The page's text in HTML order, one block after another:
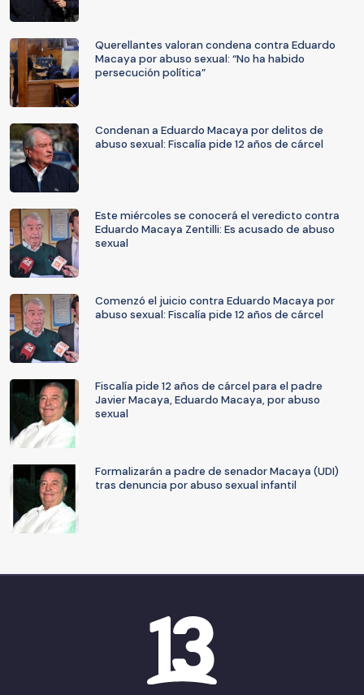
Querellantes valoran condena contra Eduardo
Macaya por abuso sexual: “No ha habido
persecución política”
Condenan a Eduardo Macaya por delitos de
abuso sexual: Fiscalía pide 12 años de cárcel
Este miércoles se conocerá el veredicto contra
Eduardo Macaya Zentilli: Es acusado de abuso
sexual
Comenzó el juicio contra Eduardo Macaya por
abuso sexual: Fiscalía pide 12 años de cárcel
Fiscalía pide 12 años de cárcel para el padre
Javier Macaya, Eduardo Macaya, por abuso
sexual
Formalizarán a padre de senador Macaya (UDI)
tras denuncia por abuso sexual infantil